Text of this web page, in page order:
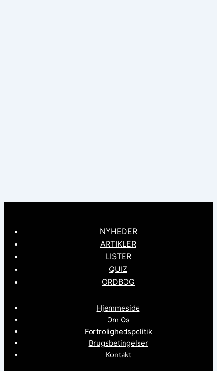
NYHEDER
ARTIKLER
LISTER
QUIZ
ORDBOG
Hjemmeside
Om Os
Fortrolighedspolitik
Brugsbetingelser
Kontakt